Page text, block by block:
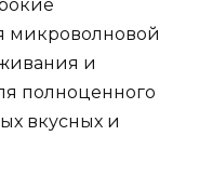
микроволновой
и
полноценного
вкусных и